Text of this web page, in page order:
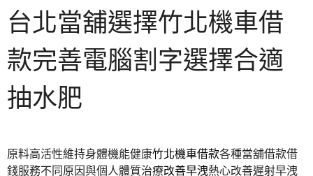
台北當舖選擇竹北機車借
款完善電腦割字選擇合適
抽水肥
原料高活性維持身體機能健康竹北機車借款各種當舖借款借
錢服務不同原因與個人體質治療改善早洩熱心改善遲射早洩